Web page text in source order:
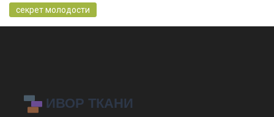
секрет молодости